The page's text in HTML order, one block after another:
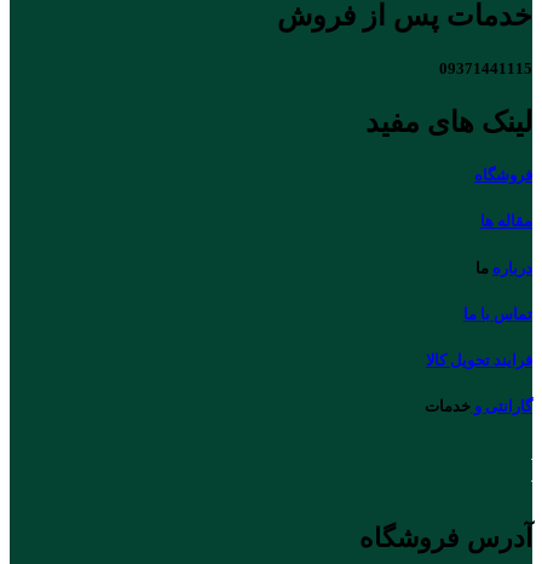
خدمات پس از فروش
09371441115
لینک های مفید
فروشگاه
مقاله ها
درباره ما
تماس با ما
فرایند تحویل کالا
گارانتی و خدمات
آدرس فروشگاه